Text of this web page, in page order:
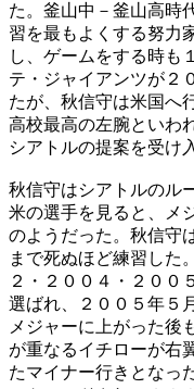
た。釜山中－釜山高時
習を最もよくする努力
し、ゲームをする時も
テ・ジャイアンツが２
たが、秋信守は米国へ
高校最高の左腕といわ
シアトルの提案を受け
秋信守はシアトルのル
米の選手を見ると、メ
のようだった。秋信守
まで死ぬほど練習した
２・２００４・２００
選ばれ、２００５年５
メジャーに上がった後
が重なるイチローが右
たマイナー行きとなっ